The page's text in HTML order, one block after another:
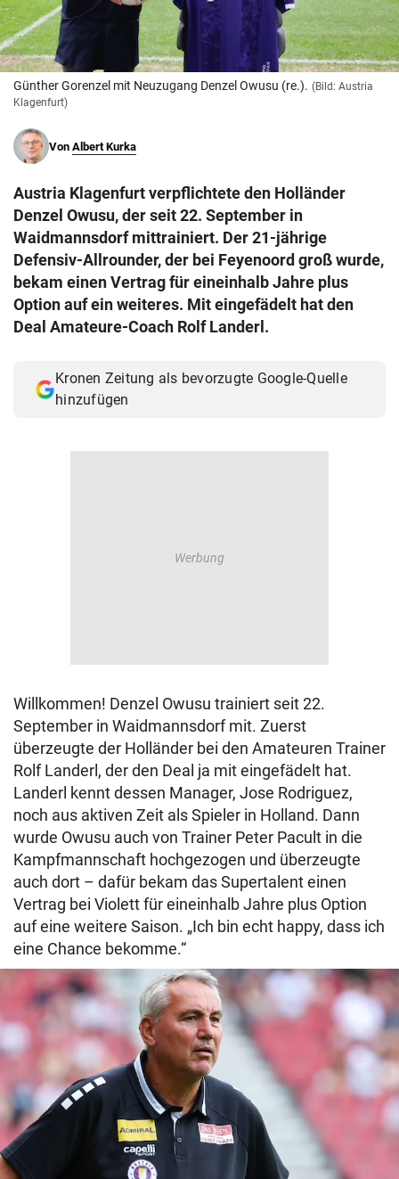
© Krone Multimedia GmbH & Co KG 2026
Muthgasse 2, 1190 Wien
Günther Gorenzel mit Neuzugang Denzel Owusu (re.). (Bild: Austria
Klagenfurt)
Von Albert Kurka
Austria Klagenfurt verpflichtete den Holländer
Denzel Owusu, der seit 22. September in
Waidmannsdorf mittrainiert. Der 21-jährige
Defensiv-Allrounder, der bei Feyenoord groß wurde,
bekam einen Vertrag für eineinhalb Jahre plus
Option auf ein weiteres. Mit eingefädelt hat den
Deal Amateure-Coach Rolf Landerl.
Kronen Zeitung als bevorzugte Google-Quelle
hinzufügen
Willkommen! Denzel Owusu trainiert seit 22.
September in Waidmannsdorf mit. Zuerst
überzeugte der Holländer bei den Amateuren Trainer
Rolf Landerl, der den Deal ja mit eingefädelt hat.
Landerl kennt dessen Manager, Jose Rodriguez,
noch aus aktiven Zeit als Spieler in Holland. Dann
wurde Owusu auch von Trainer Peter Pacult in die
Kampfmannschaft hochgezogen und überzeugte
auch dort – dafür bekam das Supertalent einen
Vertrag bei Violett für eineinhalb Jahre plus Option
auf eine weitere Saison. „Ich bin echt happy, dass ich
eine Chance bekomme.“